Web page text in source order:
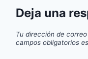
Deja una
Tu dirección de
campos obligatorios